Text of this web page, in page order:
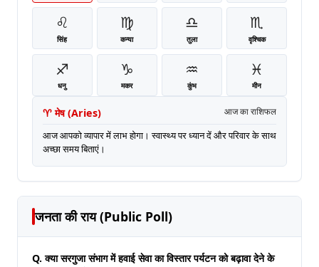
♌
सिंह
♍
कन्या
♎
तुला
♏
वृश्चिक
♐
धनु
♑
मकर
♒
कुंभ
♓
मीन
♈ मेष(Aries) आज का राशिफल
आज आपको व्यापार में लाभ होगा। स्वास्थ्य पर ध्यान दें और परिवार के साथ
अच्छा समय बिताएं।
जनता की राय (Public Poll)
Q. क्या सरगुजा संभाग में हवाई सेवा का विस्तार पर्यटन को बढ़ावा देने के